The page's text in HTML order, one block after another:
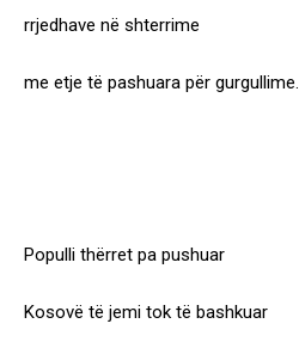
rrjedhave në shterrime
me etje të pashuara për gurgullime.
Populli thërret pa pushuar
Kosovë të jemi tok të bashkuar